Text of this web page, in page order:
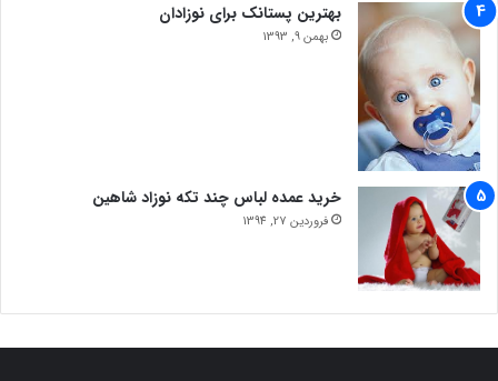
بهترین پستانک برای نوزادان
بهمن 9, 1393
خرید عمده لباس چند تکه نوزاد شاهین
فروردین 27, 1394